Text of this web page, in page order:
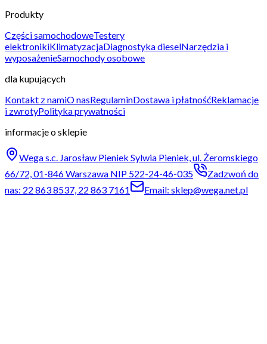
Produkty
Części samochodoweTestery
elektronikiKlimatyzacjaDiagnostyka dieselNarzędzia i
wyposażenieSamochody osobowe
dla kupujących
Kontakt z namiO nasRegulaminDostawa i płatnośćReklamacje
i zwrotyPolityka prywatności
informacje o sklepie
Wega s.c. Jarosław Pieniek Sylwia Pieniek, ul. Żeromskiego
66/72, 01-846 Warszawa NIP 522-24-46-035
Zadzwoń do
nas: 22 863 8537, 22 863 7161
Email: sklep@wega.net.pl